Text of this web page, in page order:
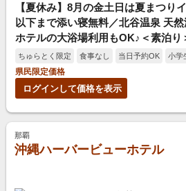
【夏休み】8月の金土日は夏まつり
以下まで添い寝無料／北谷温泉 天
ホテルの大浴場利用もOK♪＜素泊り
ちゅらとく限定 食事なし 当日予約OK 小学
県民限定価格
ログインして価格を表示
那覇
沖縄ハーバービューホテル